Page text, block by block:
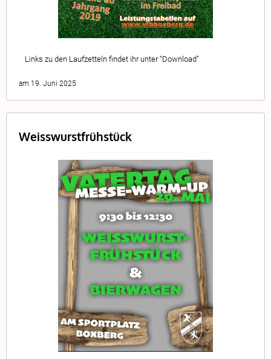
Links zu den Laufzetteln findet ihr unter “Download”
am 19. Juni 2025
Weisswurstfrühstück